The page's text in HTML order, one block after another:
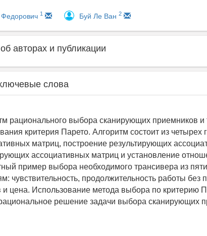
1 Буй Ле Ван 2
авторах и публикации
слова
рационального выбора сканирующих приемников и
критерия Парето. Алгоритм состоит из четырех
матриц, построение результирующих
ассоциативных матриц и установление
пример выбора необходимого трансивера из
чувствительность, продолжительность работы без
и цена. Использование метода выбора по критерию
решение задачи выбора сканирующих